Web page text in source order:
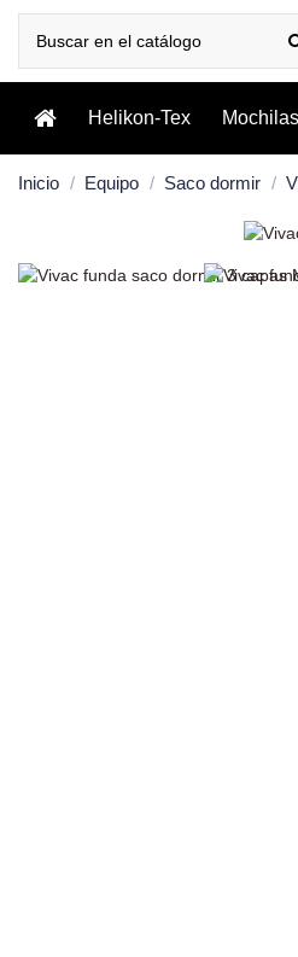
Helikon-Tex Mochilas
Inicio Equipo Saco dormir